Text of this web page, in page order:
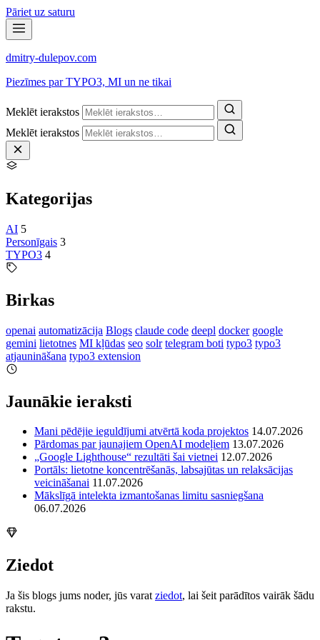
Pāriet uz saturu
dmitry-dulepov.com
Piezīmes par TYPO3, MI un ne tikai
Meklēt ierakstos
Meklēt ierakstos
Kategorijas
AI 5
Personīgais 3
TYPO3 4
Birkas
openai automatizācija Blogs claude code deepl docker google
gemini lietotnes MI kļūdas seo solr telegram boti typo3 typo3
atjaunināšana typo3 extension
Jaunākie ieraksti
Mani pēdējie ieguldījumi atvērtā koda projektos 14.07.2026
Pārdomas par jaunajiem OpenAI modeļiem 13.07.2026
„Google Lighthouse“ rezultāti šai vietnei 12.07.2026
Portāls: lietotne koncentrēšanās, labsajūtas un relaksācijas
veicināšanai 11.07.2026
Mākslīgā intelekta izmantošanas limitu sasniegšana
06.07.2026
Ziedot
Ja šis blogs jums noder, jūs varat ziedot, lai šeit parādītos vairāk šādu
rakstu.